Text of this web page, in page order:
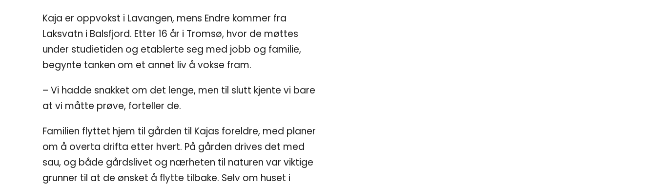
Kaja er oppvokst i Lavangen, mens Endre kommer fra
Laksvatn i Balsfjord. Etter 16 år i Tromsø, hvor de møttes
under studietiden og etablerte seg med jobb og familie,
begynte tanken om et annet liv å vokse fram.
– Vi hadde snakket om det lenge, men til slutt kjente vi bare
at vi måtte prøve, forteller de.
Familien flyttet hjem til gården til Kajas foreldre, med planer
om å overta drifta etter hvert. På gården drives det med
sau, og både gårdslivet og nærheten til naturen var viktige
grunner til at de ønsket å flytte tilbake. Selv om huset i